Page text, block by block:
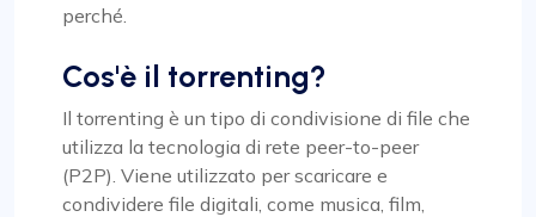
perché.
Cos'è il torrenting?
Il torrenting è un tipo di condivisione di file che
utilizza la tecnologia di rete peer-to-peer
(P2P). Viene utilizzato per scaricare e
condividere file digitali, come musica, film,